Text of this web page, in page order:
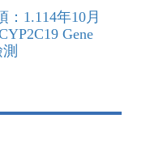
1.114年10月
Gene